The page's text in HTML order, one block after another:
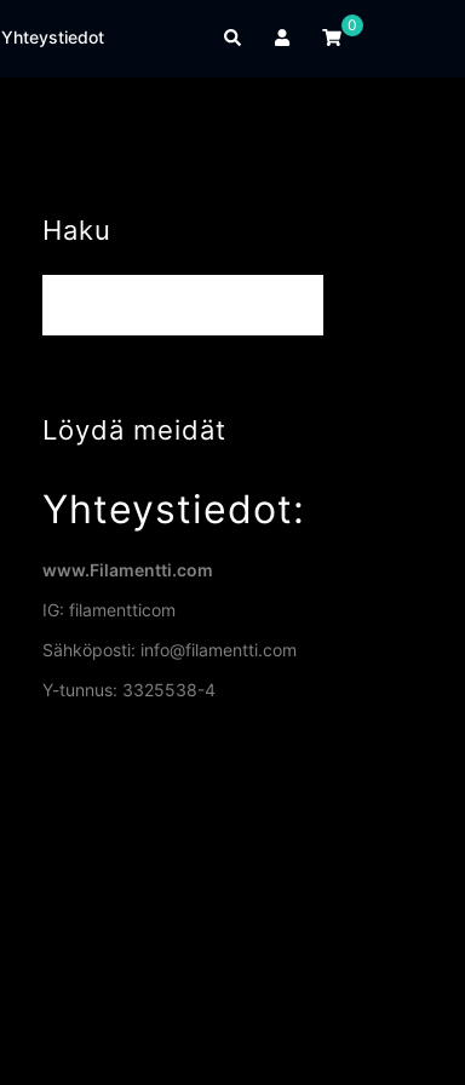
Yhteystiedot Search
0
Haku
Haku:
Löydä meidät
Yhteystiedot:
www.Filamentti.com
IG: filamentticom
Sähköposti: info@filamentti.com
Y-tunnus: 3325538-4